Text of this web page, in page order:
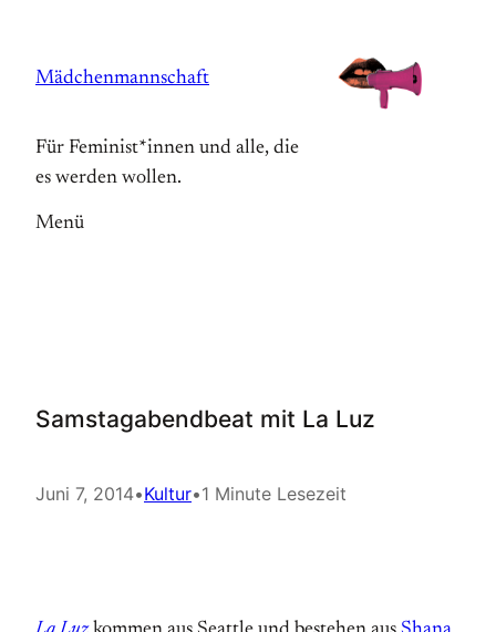
springen
Mädchenmannschaft
Für Feminist*innen und alle, die
es werden wollen.
Menü
Samstagabendbeat mit La Luz
Juni 7, 2014•Kultur•1 Minute Lesezeit